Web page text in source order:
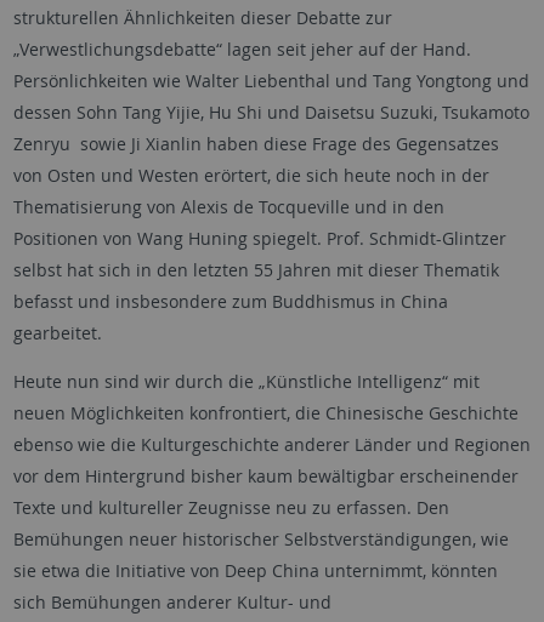
strukturellen Ähnlichkeiten dieser Debatte zur
„Verwestlichungsdebatte“ lagen seit jeher auf der Hand.
Persönlichkeiten wie Walter Liebenthal und Tang Yongtong und
dessen Sohn Tang Yijie, Hu Shi und Daisetsu Suzuki, Tsukamoto
Zenryu sowie Ji Xianlin haben diese Frage des Gegensatzes
von Osten und Westen erörtert, die sich heute noch in der
Thematisierung von Alexis de Tocqueville und in den
Positionen von Wang Huning spiegelt. Prof. Schmidt-Glintzer
selbst hat sich in den letzten 55 Jahren mit dieser Thematik
befasst und insbesondere zum Buddhismus in China
gearbeitet.
Heute nun sind wir durch die „Künstliche Intelligenz“ mit
neuen Möglichkeiten konfrontiert, die Chinesische Geschichte
ebenso wie die Kulturgeschichte anderer Länder und Regionen
vor dem Hintergrund bisher kaum bewältigbar erscheinender
Texte und kultureller Zeugnisse neu zu erfassen. Den
Bemühungen neuer historischer Selbstverständigungen, wie
sie etwa die Initiative von Deep China unternimmt, könnten
sich Bemühungen anderer Kultur- und